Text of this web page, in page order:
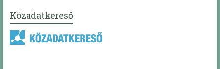
Közadatkereső